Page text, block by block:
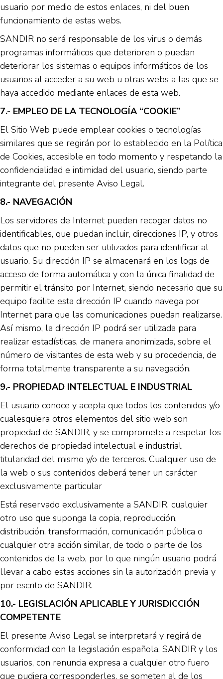
usuario por medio de estos enlaces, ni del buen
funcionamiento de estas webs.
SANDIR no será responsable de los virus o demás
programas informáticos que deterioren o puedan
deteriorar los sistemas o equipos informáticos de los
usuarios al acceder a su web u otras webs a las que se
haya accedido mediante enlaces de esta web.
7.- EMPLEO DE LA TECNOLOGÍA “COOKIE”
El Sitio Web puede emplear cookies o tecnologías
similares que se regirán por lo establecido en la Política
de Cookies, accesible en todo momento y respetando la
confidencialidad e intimidad del usuario, siendo parte
integrante del presente Aviso Legal.
8.- NAVEGACIÓN
Los servidores de Internet pueden recoger datos no
identificables, que puedan incluir, direcciones IP, y otros
datos que no pueden ser utilizados para identificar al
usuario. Su dirección IP se almacenará en los logs de
acceso de forma automática y con la única finalidad de
permitir el tránsito por Internet, siendo necesario que su
equipo facilite esta dirección IP cuando navega por
Internet para que las comunicaciones puedan realizarse.
Así mismo, la dirección IP podrá ser utilizada para
realizar estadísticas, de manera anonimizada, sobre el
número de visitantes de esta web y su procedencia, de
forma totalmente transparente a su navegación.
9.- PROPIEDAD INTELECTUAL E INDUSTRIAL
El usuario conoce y acepta que todos los contenidos y/o
cualesquiera otros elementos del sitio web son
propiedad de SANDIR, y se compromete a respetar los
derechos de propiedad intelectual e industrial
titularidad del mismo y/o de terceros. Cualquier uso de
la web o sus contenidos deberá tener un carácter
exclusivamente particular
Está reservado exclusivamente a SANDIR, cualquier
otro uso que suponga la copia, reproducción,
distribución, transformación, comunicación pública o
cualquier otra acción similar, de todo o parte de los
contenidos de la web, por lo que ningún usuario podrá
llevar a cabo estas acciones sin la autorización previa y
por escrito de SANDIR.
10.- LEGISLACIÓN APLICABLE Y JURISDICCIÓN
COMPETENTE
El presente Aviso Legal se interpretará y regirá de
conformidad con la legislación española. SANDIR y los
usuarios, con renuncia expresa a cualquier otro fuero
que pudiera corresponderles, se someten al de los